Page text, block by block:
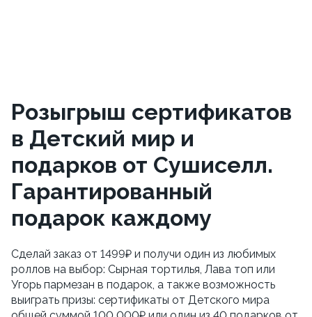
Розыгрыш сертификатов
в Детский мир и
подарков от Сушиселл.
Гарантированный
подарок каждому
Сделай заказ от 1499₽ и получи один из любимых
роллов на выбор: Сырная тортилья, Лава топ или
Угорь пармезан в подарок, а также возможность
выиграть призы: сертификаты от Детского мира